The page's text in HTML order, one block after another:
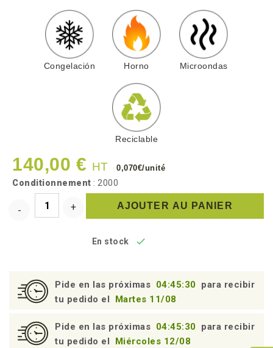
Congelación Horno Microondas
Reciclable
140,00 € HT 0,070€/unité
Conditionnement : 2000
AJOUTER AU PANIER
En stock 
Pide en las próximas 04:45:29 para recibir
tu pedido el
Martes 11/08
Pide en las próximas 04:45:29 para recibir
tu pedido el
Miércoles 12/08